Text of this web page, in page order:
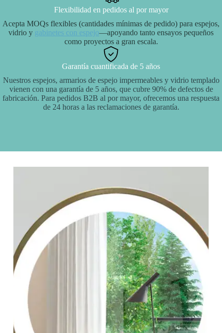
Flexibilidad en pedidos al por mayor
Acepta MOQs flexibles (cantidades mínimas de pedido) para espejos,
vidrio y gabinetes con espejo—apoyando tanto ensayos pequeños
como proyectos a gran escala.
Garantía cuantificada de 5 años
Nuestros espejos, armarios de espejo impermeables y vidrio templado
vienen con una garantía de 5 años, que cubre 90% de defectos de
fabricación. Para pedidos B2B al por mayor, ofrecemos una respuesta
de 24 horas a las reclamaciones de garantía.